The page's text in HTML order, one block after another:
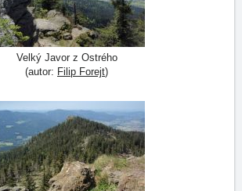
Velký Javor z Ostrého
(autor: Filip Forejt)